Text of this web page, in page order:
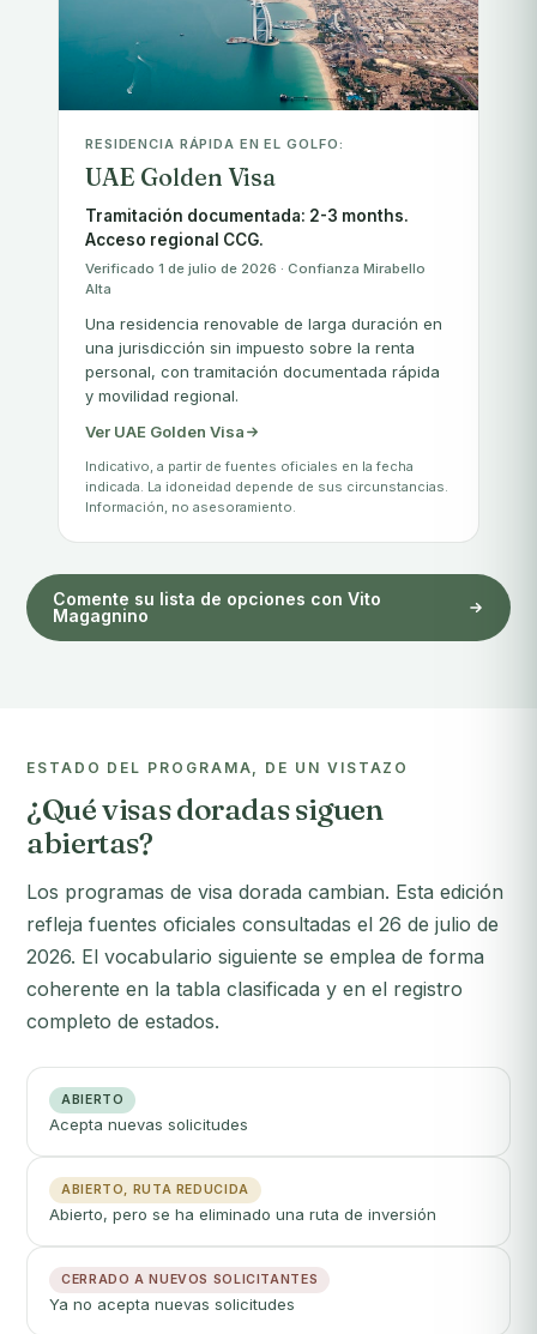
RESIDENCIA RÁPIDA EN EL GOLFO:
UAE Golden Visa
Tramitación documentada: 2-3 months.
Acceso regional CCG.
Verificado 1 de julio de 2026 · Confianza Mirabello
Alta
Una residencia renovable de larga duración en
una jurisdicción sin impuesto sobre la renta
personal, con tramitación documentada rápida
y movilidad regional.
Ver UAE Golden Visa
Indicativo, a partir de fuentes oficiales en la fecha
indicada. La idoneidad depende de sus circunstancias.
Información, no asesoramiento.
Comente su lista de opciones con Vito
Magagnino
ESTADO DEL PROGRAMA, DE UN VISTAZO
¿Qué visas doradas siguen
abiertas?
Los programas de visa dorada cambian. Esta edición
refleja fuentes oficiales consultadas el 26 de julio de
2026. El vocabulario siguiente se emplea de forma
coherente en la tabla clasificada y en el registro
completo de estados.
ABIERTO
Acepta nuevas solicitudes
ABIERTO, RUTA REDUCIDA
Abierto, pero se ha eliminado una ruta de inversión
CERRADO A NUEVOS SOLICITANTES
Ya no acepta nuevas solicitudes